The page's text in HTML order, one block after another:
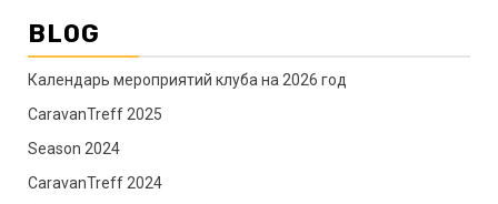
BLOG
Календарь мероприятий клуба на 2026 год
CaravanTreff 2025
Season 2024
CaravanTreff 2024